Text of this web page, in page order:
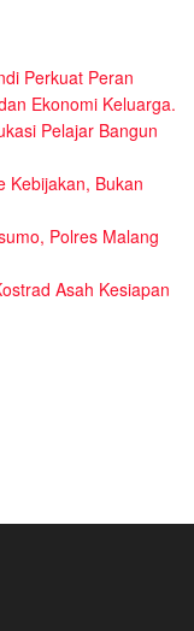
Perkuat Peran
Ekonomi Keluarga.
Pelajar Bangun
Kebijakan, Bukan
Polres Malang
Asah Kesiapan